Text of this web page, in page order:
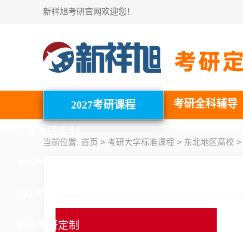
新祥旭考研官网欢迎您！
2027考研课程 考研全科辅导
当前位置: 首页 > 考研大学标准课程 > 东北地区高校 >
211考研定制
学硕考研定制